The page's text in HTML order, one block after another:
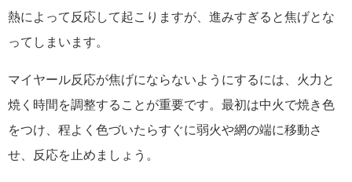
熱によって反応して起こりますが、進みすぎると焦げとな
ってしまいます。
マイヤール反応が焦げにならないようにするには、火力と
焼く時間を調整することが重要です。最初は中火で焼き色
をつけ、程よく色づいたらすぐに弱火や網の端に移動さ
せ、反応を止めましょう。